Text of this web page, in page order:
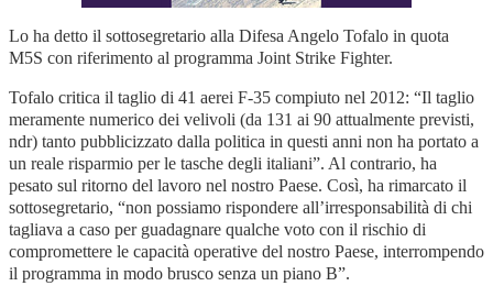
Lo ha detto il sottosegretario alla Difesa Angelo Tofalo in quota
M5S con riferimento al programma Joint Strike Fighter.
Tofalo critica il taglio di 41 aerei F-35 compiuto nel 2012: “Il taglio
meramente numerico dei velivoli (da 131 ai 90 attualmente previsti,
ndr) tanto pubblicizzato dalla politica in questi anni non ha portato a
un reale risparmio per le tasche degli italiani”. Al contrario, ha
pesato sul ritorno del lavoro nel nostro Paese. Così, ha rimarcato il
sottosegretario, “non possiamo rispondere all’irresponsabilità di chi
tagliava a caso per guadagnare qualche voto con il rischio di
compromettere le capacità operative del nostro Paese, interrompendo
il programma in modo brusco senza un piano B”.